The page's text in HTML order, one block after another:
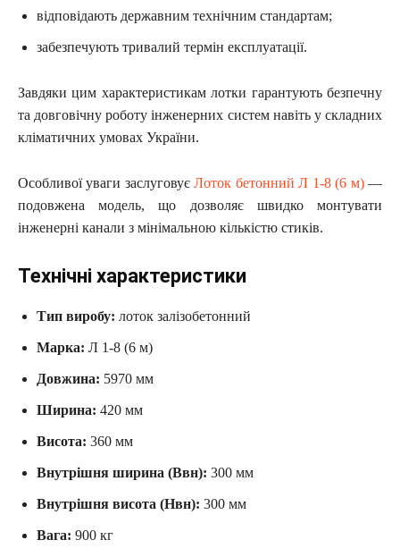
відповідають державним технічним стандартам;
забезпечують тривалий термін експлуатації.
Завдяки цим характеристикам лотки гарантують безпечну
та довговічну роботу інженерних систем навіть у складних
кліматичних умовах України.
Особливої уваги заслуговуєЛоток бетонний Л 1-8 (6 м)—
подовжена модель, що дозволяє швидко монтувати
інженерні канали з мінімальною кількістю стиків.
Технічні характеристики
Тип виробу: лоток залізобетонний
Марка: Л 1-8 (6 м)
Довжина: 5970 мм
Ширина: 420 мм
Висота: 360 мм
Внутрішня ширина (Bвн): 300 мм
Внутрішня висота (Hвн): 300 мм
Вага: 900 кг